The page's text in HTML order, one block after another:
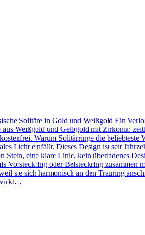
Solitäre in Gold und Weißgold Ein
Weißgold und Gelbgold mit Zirkonia:
Warum Solitärringe die
Licht einfällt. Dieses Design ist seit
Stein, eine klare Linie, kein überladenes
Vorsteckring oder Beisteckring zusammen
sie sich harmonisch an den Trauring
wirkt…